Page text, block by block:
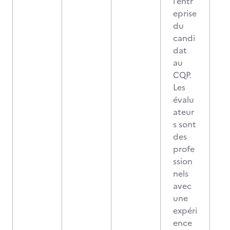
eprise
du
candi
dat
au
CQP.
Les
évalu
ateur
s sont
des
profe
ssion
nels
avec
une
expéri
ence